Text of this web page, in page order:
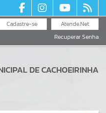
Atende.Net
Cadastre-se
Recuperar Senha
DE CACHOEIRINHA